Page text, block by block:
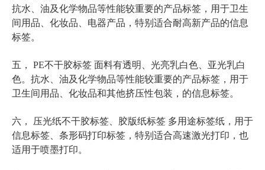
抗水、油及化学物品等性能较重要的产品标签，用于卫生
间用品、化妆品、电器产品，特别适合耐高新产品的信息
标签。
五， PE不干胶标签 面料有透明、光亮乳白色、亚光乳白
色。抗水、油及化学物品等性能较重要的产品标签，用于
卫生间用品、化妆品和其他挤压性包装，的信息标签。
六， 压光纸不干胶标签、胶版纸标签 多用途标签纸，用于
信息标签、条形码打印标签，特别适合高速激光打印，也
适用于喷墨打印。